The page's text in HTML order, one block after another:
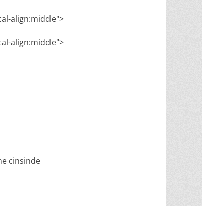
align:middle">
align:middle">
cinsinde